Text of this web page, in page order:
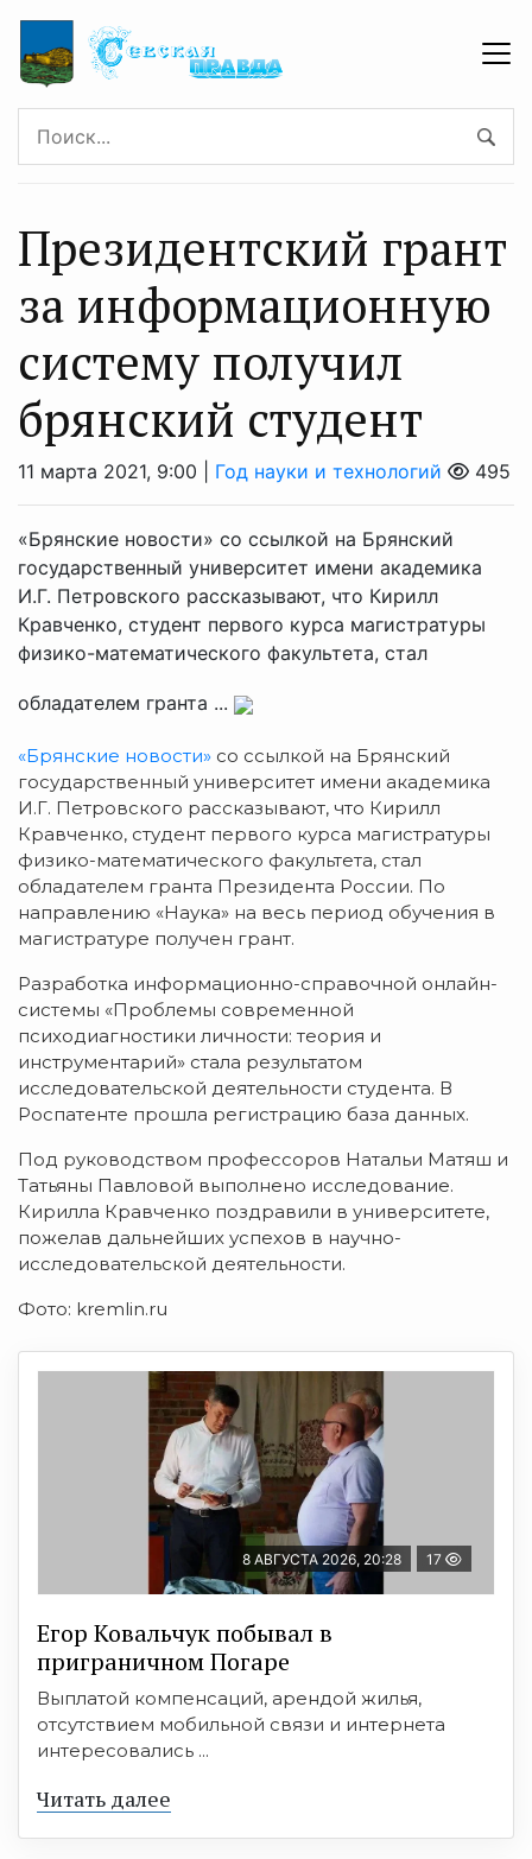
Президентский грант
за информационную
систему получил
брянский студент
11 марта 2021, 9:00 | Год науки и технологий 495
«Брянские новости» со ссылкой на Брянский
государственный университет имени академика
И.Г. Петровского рассказывают, что Кирилл
Кравченко, студент первого курса магистратуры
физико-математического факультета, стал
обладателем гранта ...
«Брянские новости» со ссылкой на Брянский
государственный университет имени академика
И.Г. Петровского рассказывают, что Кирилл
Кравченко, студент первого курса магистратуры
физико-математического факультета, стал
обладателем гранта Президента России. По
направлению «Наука» на весь период обучения в
магистратуре получен грант.
Разработка информационно-справочной онлайн-
системы «Проблемы современной
психодиагностики личности: теория и
инструментарий» стала результатом
исследовательской деятельности студента. В
Роспатенте прошла регистрацию база данных.
Под руководством профессоров Натальи Матяш и
Татьяны Павловой выполнено исследование.
Кирилла Кравченко поздравили в университете,
пожелав дальнейших успехов в научно-
исследовательской деятельности.
Фото: kremlin.ru
8 АВГУСТА 2026, 20:28 17
Егор Ковальчук побывал в
приграничном Погаре
Выплатой компенсаций, арендой жилья,
отсутствием мобильной связи и интернета
интересовались ...
Читать далее